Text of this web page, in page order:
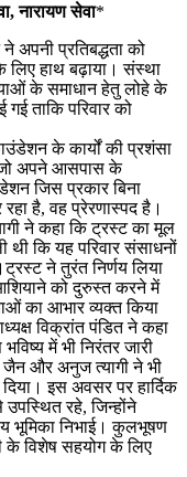
नारायण सेवा*
प्रतिबद्धता को
लिए हाथ बढ़ाया। संस्था
के समाधान हेतु लोहे के
गई ताकि परिवार को
के कार्यों की प्रशंसा
जो अपने आसपास के
जिस प्रकार बिना
है, वह प्रेरणास्पद है।
ने कहा कि ट्रस्ट का मूल
थी कि यह परिवार संसाधनों
ने तुरंत निर्णय लिया
को दुरुस्त करने में
का आभार व्यक्त किया
विक्रांत पंडित ने कहा
में भी निरंतर जारी
जैन और अनुज त्यागी ने भी
इस अवसर पर हार्दिक
रहे, जिन्होंने
भूमिका निभाई। कुलभूषण
के विशेष सहयोग के लिए